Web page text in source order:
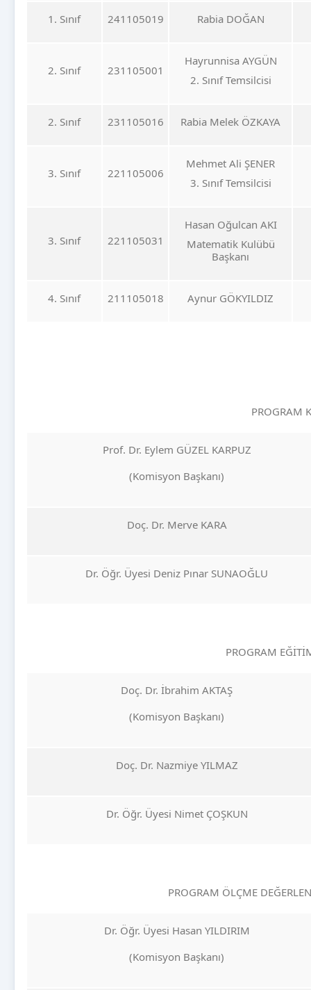
1. Sınıf 241105019 Rabia DOĞAN
2. Sınıf 231105001
Hayrunnisa AYGÜN
2. Sınıf Temsilcisi
2. Sınıf 231105016 Rabia Melek ÖZKAYA
3. Sınıf 221105006
Mehmet Ali ŞENER
3. Sınıf Temsilcisi
3. Sınıf 221105031
Hasan Oğulcan AKI
Matematik Kulübü
Başkanı
4. Sınıf 211105018 Aynur GÖKYILDIZ
PROGRAM
Prof. Dr. Eylem GÜZEL KARPUZ
(Komisyon Başkanı)
Doç. Dr. Merve KARA
Dr. Öğr. Üyesi Deniz Pınar SUNAOĞLU
PROGRAM
Doç. Dr. İbrahim AKTAŞ
(Komisyon Başkanı)
Doç. Dr. Nazmiye YILMAZ
Dr. Öğr. Üyesi Nimet ÇOŞKUN
PROGRAM ÖLÇME
Dr. Öğr. Üyesi Hasan YILDIRIM
(Komisyon Başkanı)